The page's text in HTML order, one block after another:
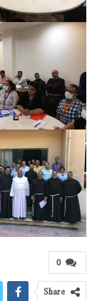
0
Share